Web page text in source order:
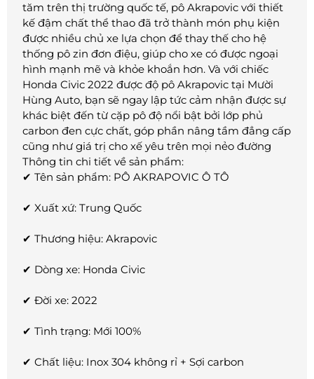
tăm trên thị trường quốc tế, pô Akrapovic với thiết
kế đậm chất thể thao đã trở thành món phụ kiện
được nhiều chủ xe lựa chọn để thay thế cho hệ
thống pô zin đơn điệu, giúp cho xe có được ngoại
hình mạnh mẽ và khỏe khoắn hơn. Và với chiếc
Honda Civic 2022 được độ pô Akrapovic tại Mười
Hùng Auto, bạn sẽ ngay lập tức cảm nhận được sự
khác biệt đến từ cặp pô độ nổi bật bởi lớp phủ
carbon đen cực chất, góp phần nâng tầm đẳng cấp
cũng như giá trị cho xế yêu trên mọi nẻo đường
Thông tin chi tiết về sản phẩm:
✔ Tên sản phẩm: PÔ AKRAPOVIC Ô TÔ
✔ Xuất xứ: Trung Quốc
✔ Thương hiệu: Akrapovic
✔ Dòng xe: Honda Civic
✔ Đời xe: 2022
✔ Tình trạng: Mới 100%
✔ Chất liệu: Inox 304 không rỉ + Sợi carbon